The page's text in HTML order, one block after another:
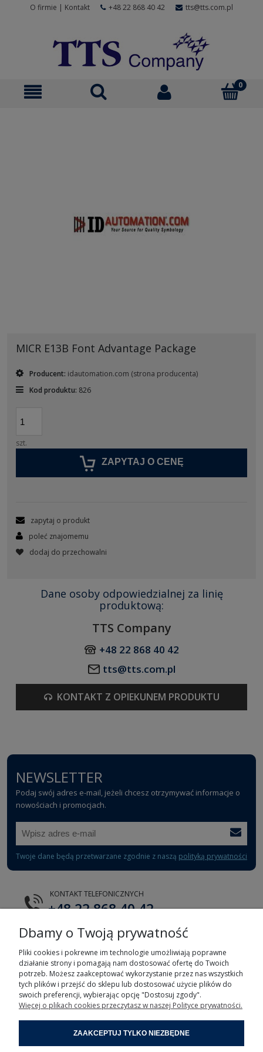
O firmie | Kontakt +48 22 868 40 42 tts@tts.com.pl
MICR E13B Font Advantage Package
Producent: idautomation.com (strona producenta)
Kod produktu: 826
szt.
ZAPYTAJ O CENĘ
zapytaj o produkt
poleć znajomemu
dodaj do przechowalni
Dane osoby odpowiedzialnej za linię
produktową:
TTS Company
+48 22 868 40 42
tts@tts.com.pl
KONTAKT Z OPIEKUNEM PRODUKTU
NEWSLETTER
Podaj swój adres e-mail, jeżeli chcesz otrzymywać informacje o
nowościach i promocjach.
Twoje dane będą przetwarzane zgodnie z naszą polityką prywatności
KONTAKT TELEFONICZNYCH
+48 22 868 40 42
E-MAIL
tts@tts.com.pl
POMOC
Dbamy o Twoją prywatność
Pliki cookies i pokrewne im technologie umożliwiają poprawne
działanie strony i pomagają nam dostosować ofertę do Twoich
potrzeb. Możesz zaakceptować wykorzystanie przez nas wszystkich
tych plików i przejść do sklepu lub dostosować użycie plików do
swoich preferencji, wybierając opcję "Dostosuj zgody".
Więcej o plikach cookies przeczytasz w naszej Polityce prywatności.
ZAAKCEPTUJ TYLKO NIEZBĘDNE